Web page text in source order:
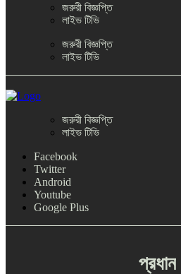
জরুরী বিজ্ঞপ্তি
লাইভ টিভি
জরুরী বিজ্ঞপ্তি
লাইভ টিভি
জরুরী বিজ্ঞপ্তি
লাইভ টিভি
Facebook
Twitter
Android
Youtube
Google Plus
প্রধান